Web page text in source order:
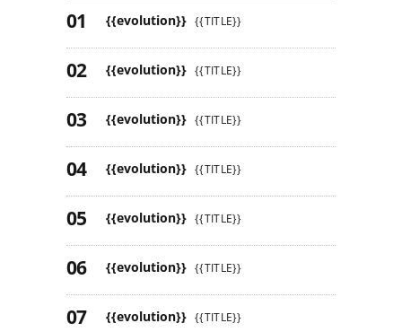
{{evolution}} {{TITLE}}
{{evolution}} {{TITLE}}
{{evolution}} {{TITLE}}
{{evolution}} {{TITLE}}
{{evolution}} {{TITLE}}
{{evolution}} {{TITLE}}
{{evolution}} {{TITLE}}